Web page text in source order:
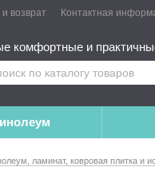
возврат Контактная
комфортные и
ламинат, ковровая плитка и